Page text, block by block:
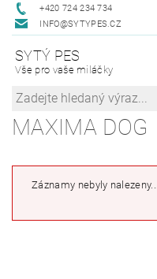
+420 724 234 734
INFO@SYTYPES.CZ
SYTÝ PES
Vše pro vaše miláčky
MAXIMA DOG
Záznamy nebyly nalezeny...